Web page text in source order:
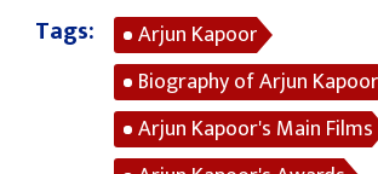
Tags:
Arjun Kapoor
Biography of Arjun Kapoor
Arjun Kapoor's Main Films